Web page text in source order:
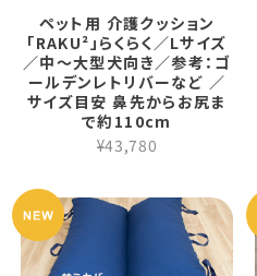
ペット用 介護クッション
「RAKU²」らくらく／Lサイズ
／中～大型犬向き／参考：ゴ
ールデンレトリバーなど ／
サイズ目安 鼻先からお尻ま
で約110cm
¥43,780